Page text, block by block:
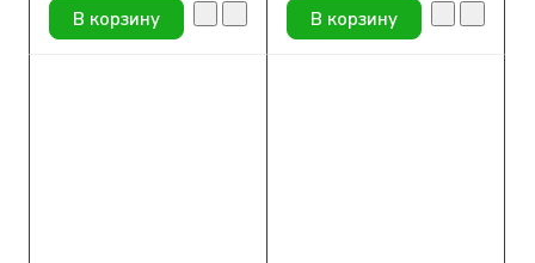
В корзину В корзину